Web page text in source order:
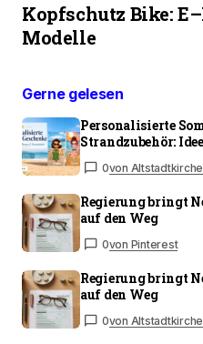
Kopfschutz Bike:
Modelle
Gerne gelesen
Personalisierte
Strandzubehör:
0von Altstadtkirche
Regierung bringt
auf den Weg
0von Pinterest
Regierung bringt
auf den Weg
0von Altstadtkirche